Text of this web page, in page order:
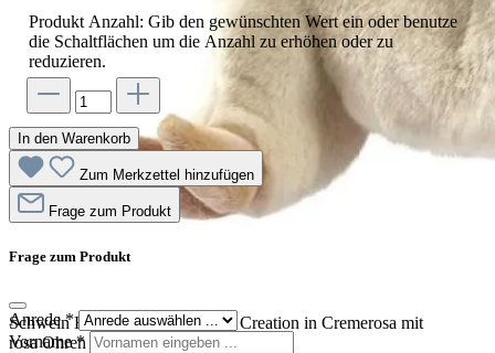
Schwein Handpuppe von Hansa Creation in Cremerosa mit
rosa Ohren und Schnauze
Produkt Anzahl: Gib den gewünschten Wert ein oder benutze
die Schaltflächen um die Anzahl zu erhöhen oder zu
reduzieren.
In den Warenkorb
Zum Merkzettel hinzufügen
Frage zum Produkt
Frage zum Produkt
Anrede*
Vorname*